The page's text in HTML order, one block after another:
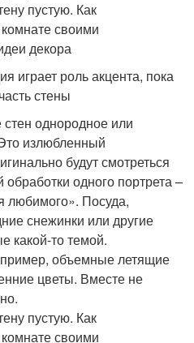
играет роль акцента, пока
стены
однородное или
излюбленный
будут смотреться
одного портрета –
любимого». Посуда,
снежинки или другие
какой-то темой.
объемные летящие
цветы. Вместе не